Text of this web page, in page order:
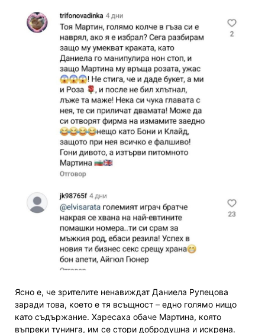
Ясно е, че зрителите ненавиждат Даниела Рупецова
заради това, което е тя всъщност – едно голямо нищо
като съдържание. Харесаха обаче Мартина, която
въпреки тунинга, им се стори добродушна и искрена.